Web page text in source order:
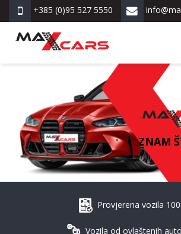
+385 (0)95 527 5550
ZNAM
Provjerena vozila
Vozila od ovlaštenih